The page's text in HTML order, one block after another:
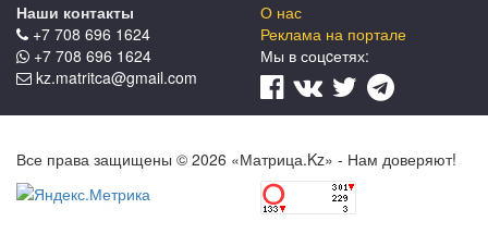
Наши контакты
+7 708 696 1624
+7 708 696 1624
kz.matritca@gmail.com
О нас
Реклама на портале
Мы в соцcетях:
Все права защищены © 2026 «Матрица.Kz» - Нам доверяют!